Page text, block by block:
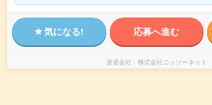
気になる! 応募へ進む
派遣会社 株式会社ニッソーネット